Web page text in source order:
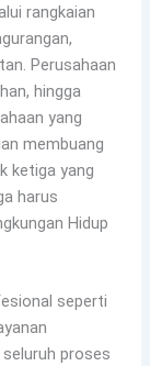
rangkaian
Perusahaan
hingga
yang
membuang
ketiga yang
harus
Hidup
seperti
proses